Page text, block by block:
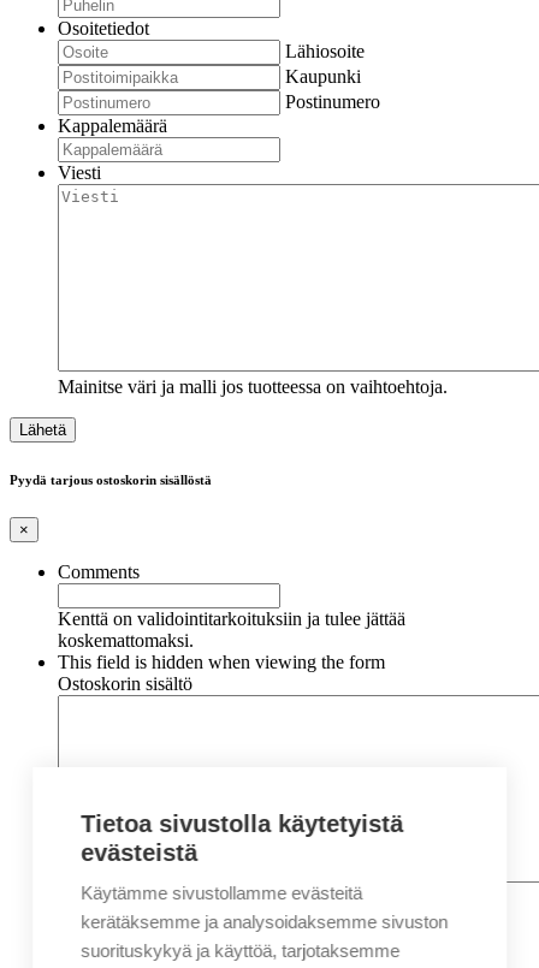
Osoitetiedot
Lähiosoite
Kaupunki
Postinumero
Kappalemäärä
Viesti
Mainitse väri ja malli jos tuotteessa on vaihtoehtoja.
Pyydä tarjous ostoskorin sisällöstä
×
Comments
Kenttä on validointitarkoituksiin ja tulee jättää
koskemattomaksi.
This field is hidden when viewing the form
Ostoskorin sisältö
Nimi*
Etunimi
Sukunimi
Tietoa sivustolla käytetyistä
evästeistä
Käytämme sivustollamme evästeitä
kerätäksemme ja analysoidaksemme sivuston
suorituskykyä ja käyttöä, tarjotaksemme